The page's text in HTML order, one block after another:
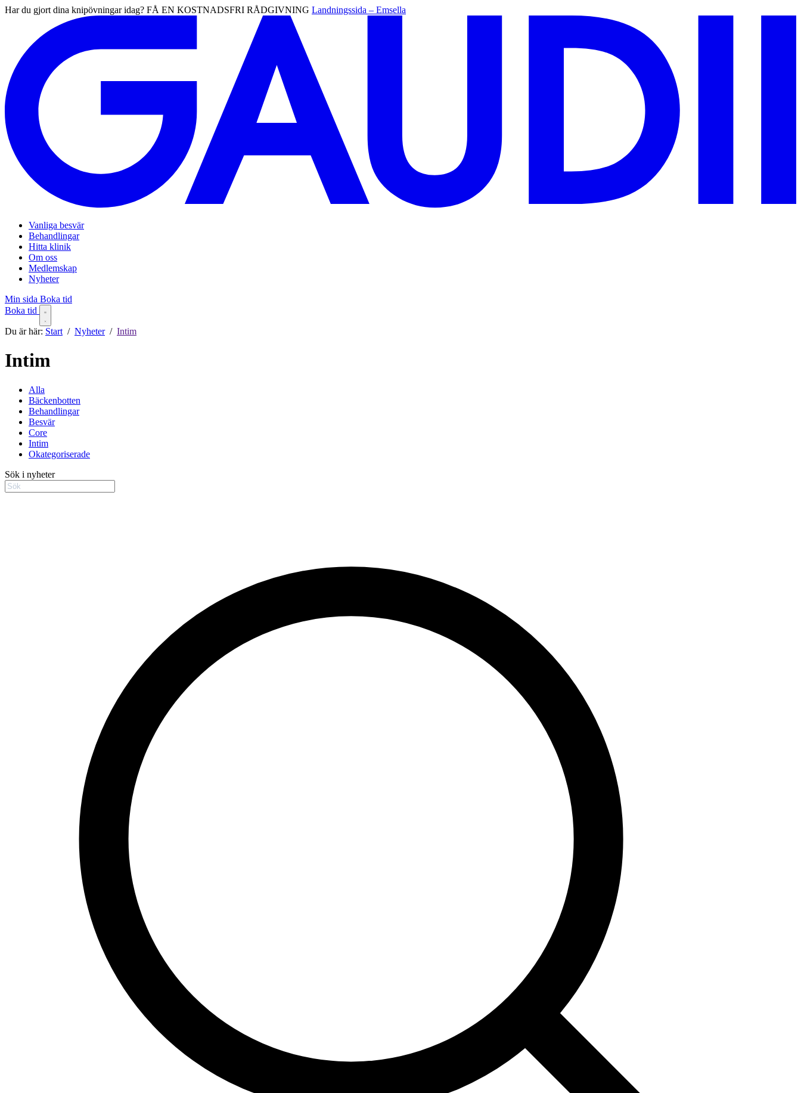
Har du gjort dina knipövningar idag? FÅ EN KOSTNADSFRI RÅDGIVNING Landningssida – Emsella
Vanliga besvär
Behandlingar
Hitta klinik
Om oss
Medlemskap
Nyheter
Min sida Boka tid
Boka tid
Du är här: Start / Nyheter / Intim
Intim
Alla
Bäckenbotten
Behandlingar
Besvär
Core
Intim
Okategoriserade
Sök i nyheter